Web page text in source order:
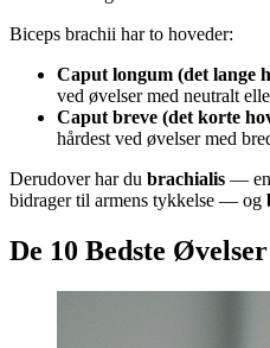
Biceps brachii har to hoveder:
Caput longum (det lange
ved øvelser med neutralt
Caput breve (det korte
hårdest ved øvelser med
Derudover har du brachialis — en
bidrager til armens tykkelse — og
De 10 Bedste